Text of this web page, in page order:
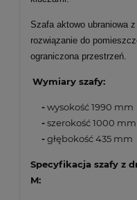
Szafa aktowo ubraniowa
rozwiązanie do
ograniczona przestrzeń.
Wymiary szafy:
-wysokość 1990 mm
-szerokość 1000 mm
-głębokość 435 mm
Specyfikacja szafy z
M: